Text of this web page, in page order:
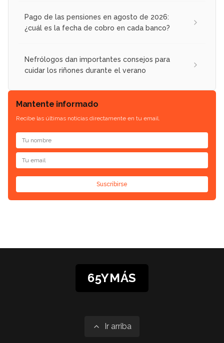
Pago de las pensiones en agosto de 2026:
¿cuál es la fecha de cobro en cada banco?
Nefrólogos dan importantes consejos para
cuidar los riñones durante el verano
Mantente informado
Recibe las últimas noticias directamente en tu email.
Suscribirse
65YMÁS
Ir arriba